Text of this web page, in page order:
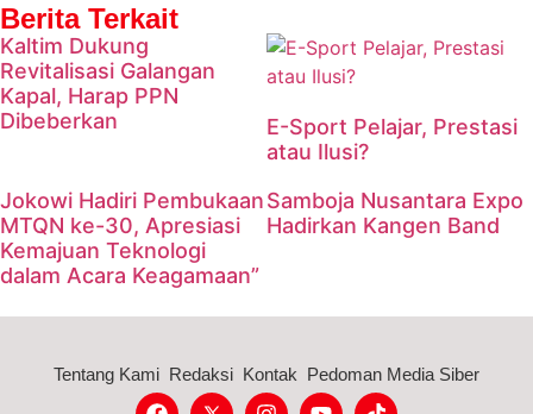
Berita Terkait
Kaltim Dukung
Revitalisasi Galangan
Kapal, Harap PPN
Dibeberkan
E-Sport Pelajar, Prestasi
atau Ilusi?
Jokowi Hadiri Pembukaan
MTQN ke-30, Apresiasi
Kemajuan Teknologi
dalam Acara Keagamaan”
Samboja Nusantara Expo
Hadirkan Kangen Band
Tentang Kami Redaksi Kontak Pedoman Media Siber